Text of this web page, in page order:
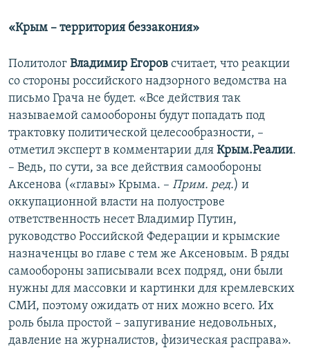
«Крым – территория беззакония»
Политолог Владимир Егоров считает, что реакции
со стороны российского надзорного ведомства на
письмо Грача не будет. «Все действия так
называемой самообороны будут попадать под
трактовку политической целесообразности, –
отметил эксперт в комментарии для Крым.Реалии.
– Ведь, по сути, за все действия самообороны
Аксенова («главы» Крыма. – Прим. ред.) и
оккупационной власти на полуострове
ответственность несет Владимир Путин,
руководство Российской Федерации и крымские
назначенцы во главе с тем же Аксеновым. В ряды
самообороны записывали всех подряд, они были
нужны для массовки и картинки для кремлевских
СМИ, поэтому ожидать от них можно всего. Их
роль была простой – запугивание недовольных,
давление на журналистов, физическая расправа».